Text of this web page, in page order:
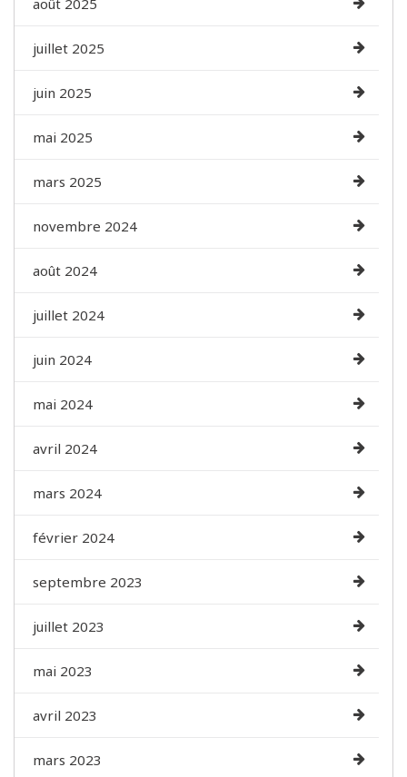
août 2025
juillet 2025
juin 2025
mai 2025
mars 2025
novembre 2024
août 2024
juillet 2024
juin 2024
mai 2024
avril 2024
mars 2024
février 2024
septembre 2023
juillet 2023
mai 2023
avril 2023
mars 2023